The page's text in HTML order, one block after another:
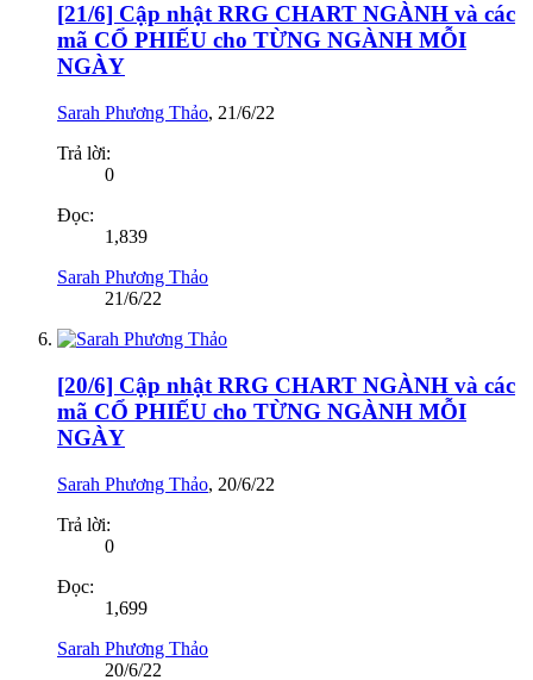
[21/6] Cập nhật RRG CHART NGÀNH và các
mã CỔ PHIẾU cho TỪNG NGÀNH MỖI
NGÀY
Sarah Phương Thảo, 21/6/22
Trả lời:
0
Đọc:
1,839
Sarah Phương Thảo
21/6/22
[20/6] Cập nhật RRG CHART NGÀNH và các
mã CỔ PHIẾU cho TỪNG NGÀNH MỖI
NGÀY
Sarah Phương Thảo, 20/6/22
Trả lời:
0
Đọc:
1,699
Sarah Phương Thảo
20/6/22